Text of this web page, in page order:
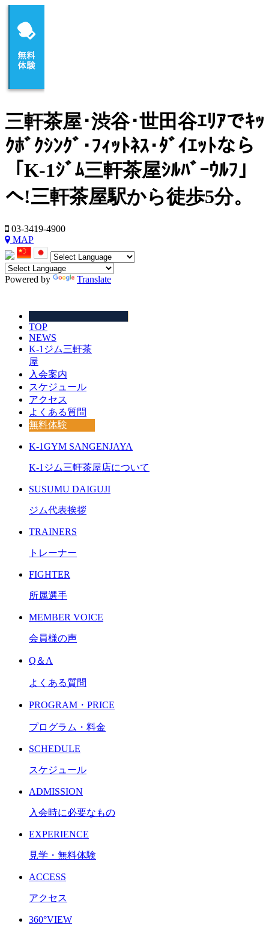
三軒茶屋･渋谷･世田谷ｴﾘｱでｷｯ
ｸﾎﾞｸｼﾝｸﾞ･ﾌｨｯﾄﾈｽ･ﾀﾞｲｴｯﾄなら
「K-1ｼﾞﾑ三軒茶屋ｼﾙﾊﾞｰｳﾙﾌ」
へ!三軒茶屋駅から徒歩5分。
03-3419-4900
MAP
Powered by Translate
TOP
NEWS
K-1ジム三軒茶
屋
入会案内
スケジュール
アクセス
よくある質問
無料体験
K-1GYM SANGENJAYA
K-1ジム三軒茶屋店について
SUSUMU DAIGUJI
ジム代表挨拶
TRAINERS
トレーナー
FIGHTER
所属選手
MEMBER VOICE
会員様の声
Q＆A
よくある質問
PROGRAM・PRICE
プログラム・料金
SCHEDULE
スケジュール
ADMISSION
入会時に必要なもの
EXPERIENCE
見学・無料体験
ACCESS
アクセス
360°VIEW